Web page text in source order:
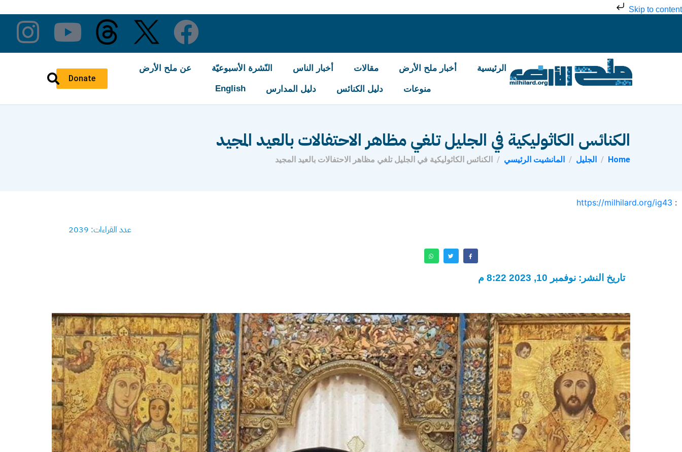
Skip to content
Donate
الرئيسية أخبار ملح الأرض مقالات أخبار الناس النّشرة الأسبوعيّة عن ملح الأرض
منوعات دليل الكنائس دليل المدارس English
الكنائس الكاثوليكية في الجليل تلغي مظاهر الاحتفالات بالعيد المجيد
Home الجليل المانشيت الرئيسي الكنائس الكاثوليكية في الجليل تلغي مظاهر الاحتفالات بالعيد المجيد
:
https://milhilard.org/ig43
عدد القراءات: 2039
تاريخ النشر: نوفمبر 10, 2023 8:22 م